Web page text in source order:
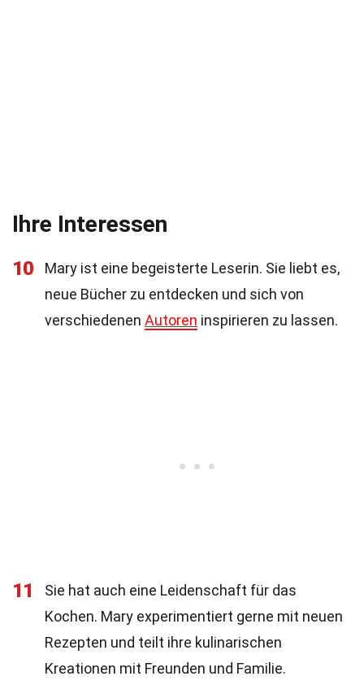
Ihre Interessen
10
Mary ist eine begeisterte Leserin. Sie liebt es,
neue Bücher zu entdecken und sich von
verschiedenen Autoren inspirieren zu lassen.
11
Sie hat auch eine Leidenschaft für das
Kochen. Mary experimentiert gerne mit neuen
Rezepten und teilt ihre kulinarischen
Kreationen mit Freunden und Familie.